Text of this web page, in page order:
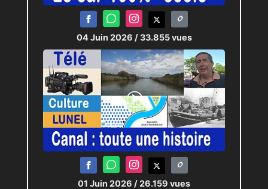
04 Juin 2026 / 33.855 vues
01 Juin 2026 / 26.159 vues